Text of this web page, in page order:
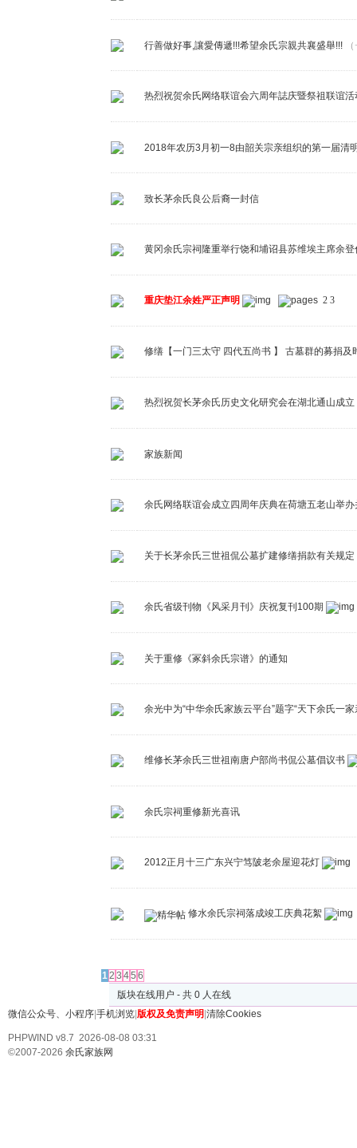
行善做好事,讓愛傳遞!!!希望余氏宗親共襄盛舉!!!
热烈祝贺余氏网络联谊会六周年誌庆暨祭祖联谊
2018年农历3月初一8由韶关宗亲组织的第一届清
致长茅余氏良公后裔一封信
黄冈余氏宗祠隆重举行饶和埔诏县苏维埃主席余
重庆垫江余姓严正声明 2 3
修缮【一门三太守 四代五尚书 】 古墓群的募捐及
热烈祝贺长茅余氏历史文化研究会在湖北通山成立
家族新闻
余氏网络联谊会成立四周年庆典在荷塘五老山举
关于长茅余氏三世祖侃公墓扩建修缮捐款有关规定
余氏省级刊物《风采月刊》庆祝复刊100期
关于重修《冢斜余氏宗谱》的通知
余光中为“中华余氏家族云平台”题字“天下余氏一家
维修长茅余氏三世祖南唐户部尚书侃公墓倡议书
余氏宗祠重修新光喜讯
2012正月十三广东兴宁笃陂老余屋迎花灯
修水余氏宗祠落成竣工庆典花絮
12 3 45 6
版块在线用户 - 共 0 人在线
微信公众号、小程序|手机浏览|版权及免责声明 |清除Cookies
PHPWIND v8.7 2026-08-08 03:31
©2007-2026 余氏家族网